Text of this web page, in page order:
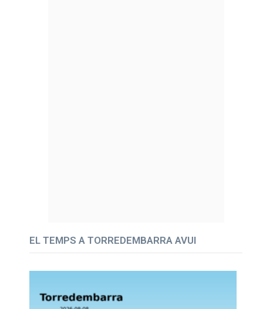
EL TEMPS A TORREDEMBARRA AVUI